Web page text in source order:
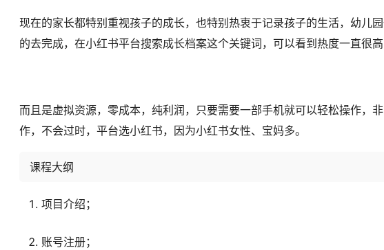
现在的家长都特别重视孩子的成长，也特别热衷于记录孩子的生活，幼儿
的去完成，在小红书平台搜索成长档案这个关键词，可以看到热度一直很高
而且是虚拟资源，零成本，纯利润，只要需要一部手机就可以轻松操作，
作，不会过时，平台选小红书，因为小红书女性、宝妈多。
课程大纲
项目介绍；
账号注册；